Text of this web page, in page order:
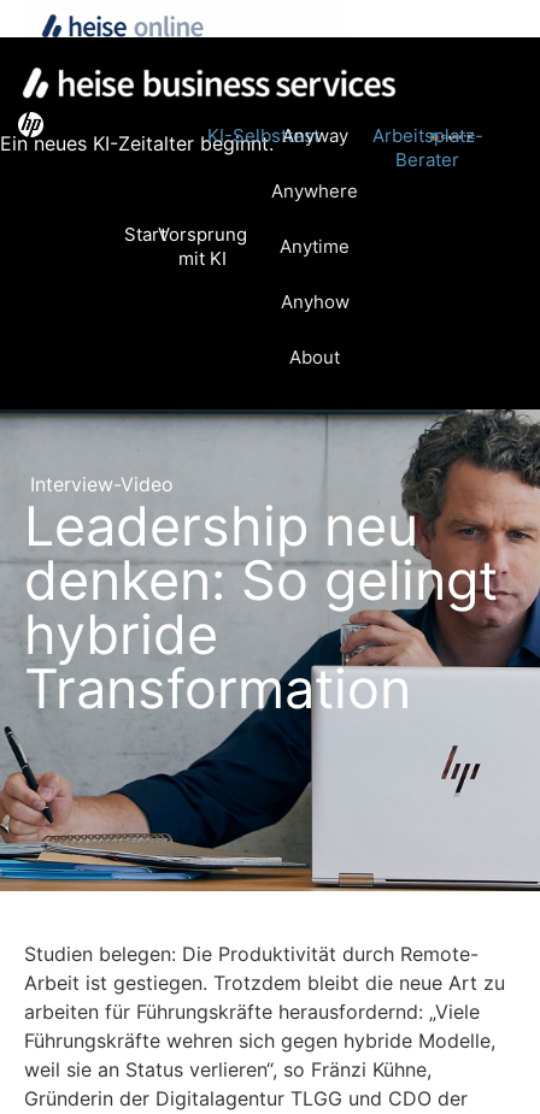
Ein neues KI-Zeitalter beginnt.
StartVorsprung
mit KI
KI-Selbsttest
Anyway
Anywhere
Anytime
Anyhow
About
Arbeitsplatz-
Berater
Interview-Video
Leadership neu
denken: So gelingt
hybride
Transformation
Studien belegen: Die Produktivität durch Remote-
Arbeit ist gestiegen. Trotzdem bleibt die neue Art zu
arbeiten für Führungskräfte herausfordernd: „Viele
Führungskräfte wehren sich gegen hybride Modelle,
weil sie an Status verlieren“, so Fränzi Kühne,
Gründerin der Digitalagentur TLGG und CDO der